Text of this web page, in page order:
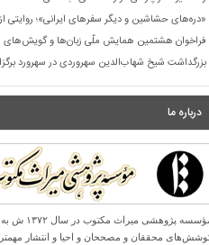
«دره‌های حشاشین و دیگر سفرهای ایرانی»؛ روایتی از
فراخوان هشتمین همایش ملّی زبان‌ها و گویش‌های
بزرگداشت شیخ شهاب‌الدین سهروردی در سهرورد
درباره ما
مؤسسه پژوهشی
محققان و مصححان و احیا و انتشار